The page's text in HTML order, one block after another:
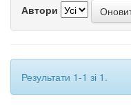
Автори
Результати 1-1 зі 1.